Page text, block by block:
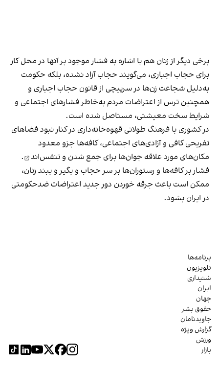
برخی دیگر از زنان هم با اشاره به فشار موجود بر آنها در محل کار
برای حجاب اجباری، می‌گویند حجاب آزاد نشده، بلکه حکومت
به‌دلیل شجاعت زن‌ها در سرپیچی از قانون حجاب اجباری و
همچنین ترس از اعتراضات مردم به‌خاطر فشارهای اجتماعی و
شرایط سخت معیشتی، مستاصل شده است.
در کشوری با فرهنگ طولانی قهوه‌‌خانه‌داری در کنار نبود فضاهای
تفریحی کافی و آزادی‌های اجتماعی، کافه‌ها جزو معدود
مکان‌های مورد علاقه جوان‌ها برای جمع شدن و تنفس‌اند
.
فشار بر کافه‌ها و رستوران‌ها بر سر حجاب و بگیر و ببند زنان،
ممکن است باعث جرقه خوردن دور جدید اعتراضات ضدحکومتی
در ایران بشود.
برنامه‌ها
تلویزیون
شنیداری
ایران
جهان
حقوق بشر
جاویدنامان
گزارش ویژه
ورزش
بازار